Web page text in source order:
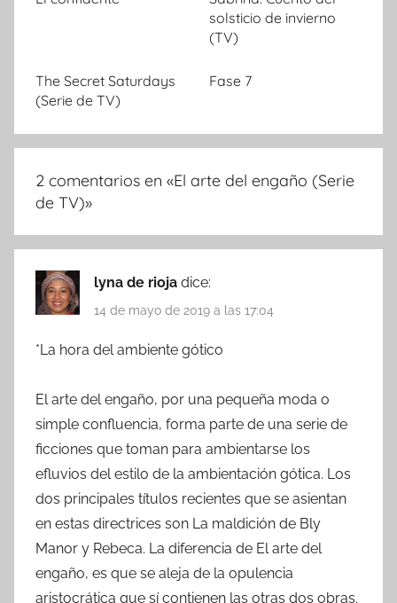
solsticio de invierno
(TV)
The Secret Saturdays
(Serie de TV)
Fase 7
2 comentarios en «El arte del engaño (Serie
de TV)»
lyna de rioja dice:
14 de mayo de 2019 a las 17:04
*La hora del ambiente gótico
El arte del engaño, por una pequeña moda o
simple confluencia, forma parte de una serie de
ficciones que toman para ambientarse los
efluvios del estilo de la ambientación gótica. Los
dos principales títulos recientes que se asientan
en estas directrices son La maldición de Bly
Manor y Rebeca. La diferencia de El arte del
engaño, es que se aleja de la opulencia
aristocrática que sí contienen las otras dos obras.